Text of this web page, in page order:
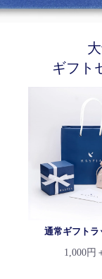
ギフト
通常ギフトラ
1,000円